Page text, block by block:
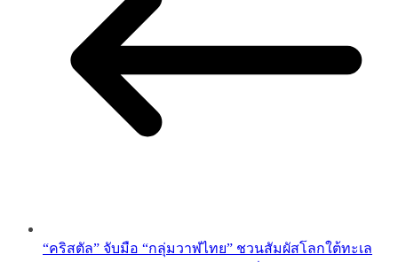
“คริสตัล” จับมือ “กลุ่มวาฬไทย” ชวนสัมผัสโลกใต้ทะเล